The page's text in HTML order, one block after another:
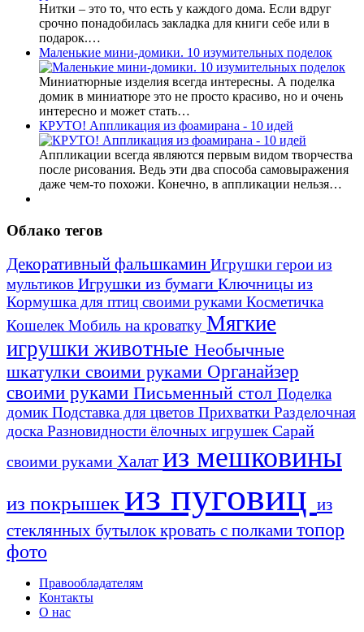
Нитки – это то, что есть у каждого дома. Если вдруг
срочно понадобилась закладка для книги себе или в
подарок.…
Маленькие мини-домики. 10 изумительных поделок
Миниатюрные изделия всегда интересны. А поделка
домик в миниатюре это не просто красиво, но и очень
интересно и может стать…
КРУТО! Аппликация из фоамирана - 10 идей
Аппликации всегда являются первым видом творчества
после рисования. Ведь эти два способа самовыражения
даже чем-то похожи. Конечно, в аппликации нельзя…
Облако тегов
Декоративный фальшкамин Игрушки герои из
мультиков Игрушки из бумаги Ключницы из
Кормушка для птиц своими руками Косметичка
КошелекМобиль на кроватку Мягкие
игрушки животные Необычные
шкатулки своими руками Органайзер
своими руками Письменный стол Поделка
домикПодставка для цветов Прихватки Разделочная
доска Разновидности ёлочных игрушекСарай
своими руками Халат из мешковины
из покрышек из пуговиц из
стеклянных бутылоккровать с полками топор
фото
Правообладателям
Контакты
О нас